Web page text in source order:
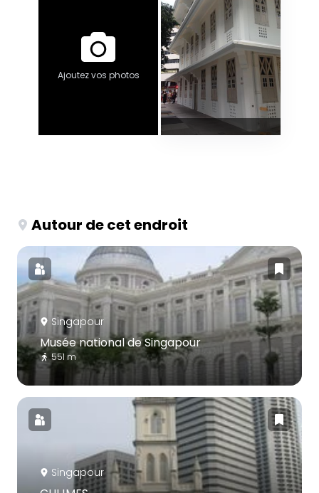
Ajoutez vos photos
Autour de cet endroit
Singapour
Musée national de Singapour
551 m
Singapour